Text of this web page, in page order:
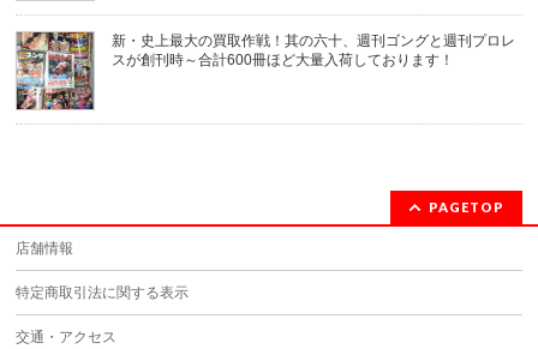
新・史上最大の買取作戦！其の六十、週刊ゴングと週刊プロレ
スが創刊時～合計600冊ほど大量入荷しております！
PAGETOP
店舗情報
特定商取引法に関する表示
交通・アクセス